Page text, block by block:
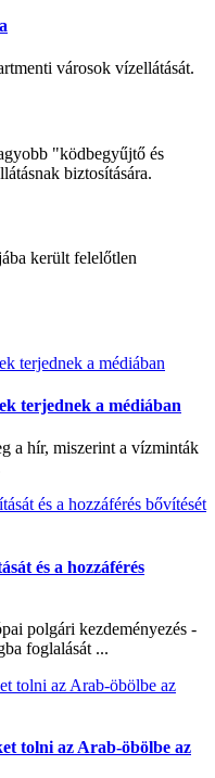
városok vízellátását.
"ködbegyűjtő és
biztosítására.
került felelőtlen
terjednek a médiában
a hír, miszerint a vízminták
és a hozzáférés
polgári kezdeményezés -
foglalását ...
tolni az Arab-öbölbe az